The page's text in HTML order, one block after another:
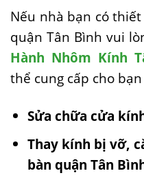
Nếu nhà bạn có
quận Tân Bình vui
Hành Nhôm Kính
thể cung cấp cho
Sửa chữa cửa
Thay kính bị vỡ,
bàn quận Tân